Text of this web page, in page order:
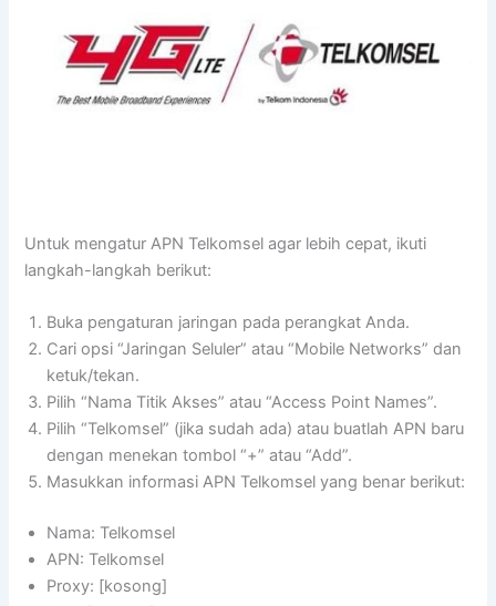
Untuk mengatur APN Telkomsel agar lebih cepat, ikuti
langkah-langkah berikut:
Buka pengaturan jaringan pada perangkat Anda.
Cari opsi “Jaringan Seluler” atau “Mobile Networks” dan
ketuk/tekan.
Pilih “Nama Titik Akses” atau “Access Point Names”.
Pilih “Telkomsel” (jika sudah ada) atau buatlah APN baru
dengan menekan tombol “+” atau “Add”.
Masukkan informasi APN Telkomsel yang benar berikut:
Nama: Telkomsel
APN: Telkomsel
Proxy: [kosong]